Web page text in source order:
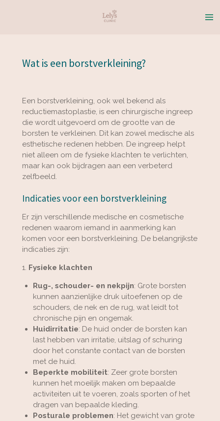
Wat is een borstverkleining?
Een borstverkleining, ook wel bekend als
reductiemastoplastie, is een chirurgische ingreep
die wordt uitgevoerd om de grootte van de
borsten te verkleinen. Dit kan zowel medische als
esthetische redenen hebben. De ingreep helpt
niet alleen om de fysieke klachten te verlichten,
maar kan ook bijdragen aan een verbeterd
zelfbeeld.
Indicaties voor een borstverkleining
Er zijn verschillende medische en cosmetische
redenen waarom iemand in aanmerking kan
komen voor een borstverkleining. De belangrijkste
indicaties zijn:
1. Fysieke klachten
Rug-, schouder- en nekpijn: Grote borsten
kunnen aanzienlijke druk uitoefenen op de
schouders, de nek en de rug, wat leidt tot
chronische pijn en ongemak.
Huidirritatie: De huid onder de borsten kan
last hebben van irritatie, uitslag of schuring
door het constante contact van de borsten
met de huid.
Beperkte mobiliteit: Zeer grote borsten
kunnen het moeilijk maken om bepaalde
activiteiten uit te voeren, zoals sporten of het
dragen van bepaalde kleding.
Posturale problemen: Het gewicht van grote